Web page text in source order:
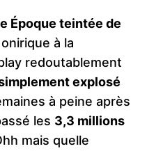
Époque teintée de
à la
redoutablement
explosé
à peine après
les 3,3 millions
mais quelle